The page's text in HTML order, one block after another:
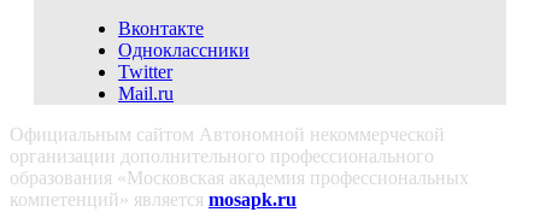
Вконтакте
Одноклассники
Twitter
Mail.ru
Официальным сайтом Автономной некоммерческой
организации дополнительного профессионального
образования «Московская академия профессиональных
компетенций» является mosapk.ru